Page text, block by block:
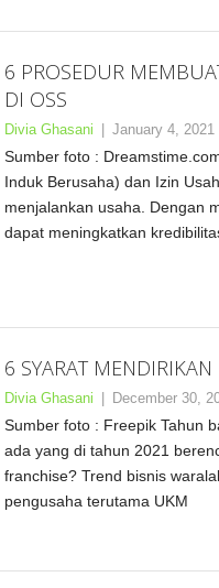
6 PROSEDUR
DI OSS
Divia Ghasani January 4, 2021
Sumber foto :
Induk Berusaha) dan Izin
menjalankan usaha. Dengan
dapat meningkatkan
6 SYARAT
Divia Ghasani December 30,
Sumber foto : Freepik Tahun
ada yang di tahun 2021
franchise? Trend bisnis
pengusaha terutama UKM